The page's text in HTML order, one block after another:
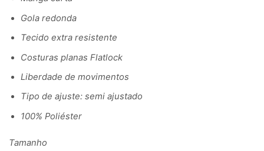
Gola redonda
Tecido extra resistente
Costuras planas Flatlock
Liberdade de movimentos
Tipo de ajuste: semi ajustado
100% Poliéster
Tamanho